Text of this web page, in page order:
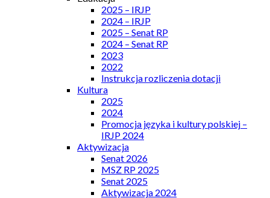
2025 – IRJP
2024 – IRJP
2025 – Senat RP
2024 – Senat RP
2023
2022
Instrukcja rozliczenia dotacji
Kultura
2025
2024
Promocja języka i kultury polskiej –
IRJP 2024
Aktywizacja
Senat 2026
MSZ RP 2025
Senat 2025
Aktywizacja 2024